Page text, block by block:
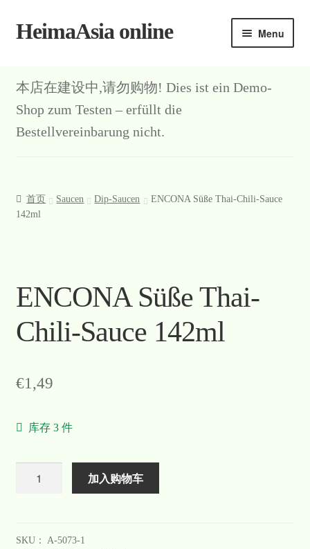
Skip
Skip
HeimaAsia online Menu
本店在建设中,请勿购物! Dies ist ein Demo-
Shop zum Testen – erfüllt die
Bestellvereinbarung nicht.
首页 Saucen Dip-Saucen
ENCONA Süße Thai-Chili-Sauce
142ml
ENCONA Süße Thai-
Chili-Sauce 142ml
€1,49
库存 3 件
加入购物车
SKU： A-5073-1